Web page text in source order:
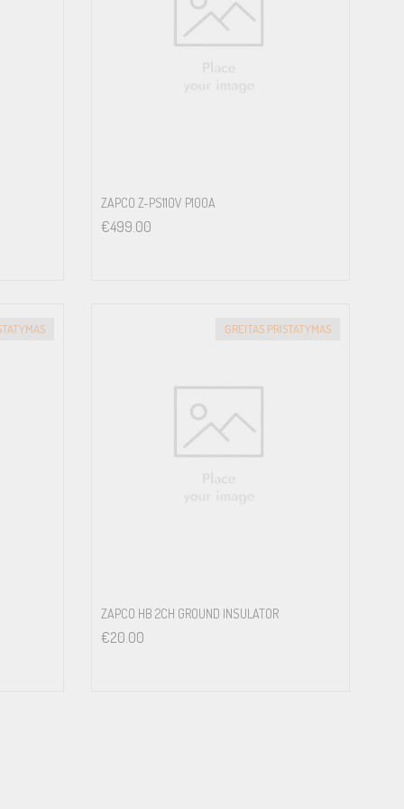
ZAPCO Z-PS110V P100A
€499.00
GREITAS PRISTATYMAS
ZAPCO HB 2CH GROUND INSULATOR
€20.00